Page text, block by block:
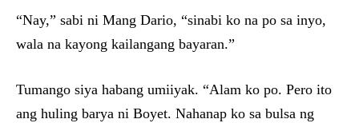
“Nay,” sabi ni Mang Dario, “sinabi ko na po sa inyo,
wala na kayong kailangang bayaran.”
Tumango siya habang umiiyak. “Alam ko po. Pero ito
ang huling barya ni Boyet. Nahanap ko sa bulsa ng